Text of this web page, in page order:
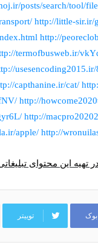
posts/search/tool/
http://little-sir.ir/
http://
termofbusweb.ir/
capthanine.ir/cat/
http://
http://
apple/ http://
تهیه‌ این محتوای
توییتر